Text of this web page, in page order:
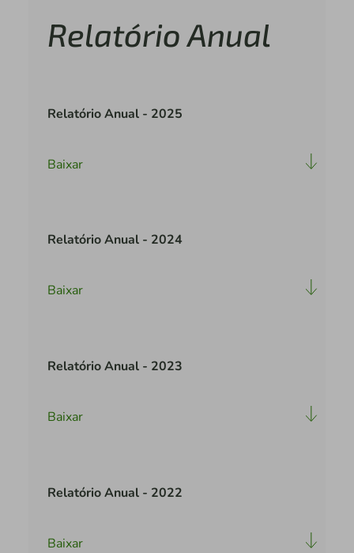
Relatório Anual
Relatório Anual - 2025
Baixar
Relatório Anual - 2024
Baixar
Relatório Anual - 2023
Baixar
Relatório Anual - 2022
Baixar